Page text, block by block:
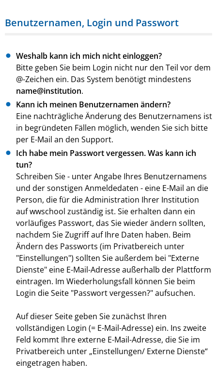
Benutzernamen, Login und Passwort
Weshalb kann ich mich nicht einloggen?
Bitte geben Sie beim Login nicht nur den Teil vor dem
@-Zeichen ein. Das System benötigt mindestens
name@institution.
Kann ich meinen Benutzernamen ändern?
Eine nachträgliche Änderung des Benutzernamens ist
in begründeten Fällen möglich, wenden Sie sich bitte
per E-Mail an den Support.
Ich habe mein Passwort vergessen. Was kann ich
tun?
Schreiben Sie - unter Angabe Ihres Benutzernamens
und der sonstigen Anmeldedaten - eine E-Mail an die
Person, die für die Administration Ihrer Institution
auf wwschool zuständig ist. Sie erhalten dann ein
vorläufiges Passwort, das Sie wieder ändern sollten,
nachdem Sie Zugriff auf Ihre Daten haben. Beim
Ändern des Passworts (im Privatbereich unter
"Einstellungen") sollten Sie außerdem bei "Externe
Dienste" eine E-Mail-Adresse außerhalb der Plattform
eintragen. Im Wiederholungsfall können Sie beim
Login die Seite "Passwort vergessen?" aufsuchen.
Auf dieser Seite geben Sie zunächst Ihren
vollständigen Login (= E-Mail-Adresse) ein. Ins zweite
Feld kommt Ihre externe E-Mail-Adresse, die Sie im
Privatbereich unter „Einstellungen/ Externe Dienste“
eingetragen haben.